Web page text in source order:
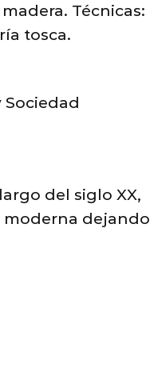
Técnicas:
tosca.
Sociedad
del siglo XX,
moderna dejando